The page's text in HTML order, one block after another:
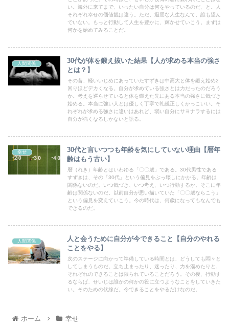
い。海外に来てまで、いったい自分は何をやっているのだ、と。人
それぞれ幸せの価値観は違う。ただ、退屈な人生なんて、誰も望ん
でいない。もっと行動して人生を豊かに、輝かせていこう。まずは
何かを始めてみることだ。
人間関係
30代が体を鍛え抜いた結果【人が求める本当の強さ
とは？】
その昔、軽いいじめにあっていたすずきは中高大と体を鍛え始め2
回りほどデカくなる。自分が求めている強さとは力だったのだろう
か。考えを巡らせていると体を鍛えた先にある本当の強さに気づき
始める。本当に強い人とは優しく丁寧で礼儀正しくかっこいい。そ
れぞれが求める強さに違いはあれど、弱い自分にサヨナラするには
自分が強くなるしかないと語る。
幸せ
30代と言いつつも年齢を気にしていない理由【暦年
齢はもう古い】
暦（れき）年齢とはいわゆる「〇〇歳」である。30代男性である
すずきは、その「30代」という偏見をぶっ壊しにかかる。年齢は
関係ないのだ。いつ気づき、いつ考え、いつ行動するか。そこに年
齢は関係ないのだ。以前自分が思い描いていた「〇〇歳ならこう」
という偏見を変えていこう。今の時代は、何歳になってもなんでも
できるのだ。
人間関係
人と会うために自分が今できること【自分のやれる
ことをやる】
次のステージに向かって準備している時間とは、どうしても悶々と
してしまうものだ。立ち止まったり、迷ったり、力を溜めたりと、
それぞれのできることは限られていることだろう。その後、行動す
るならば、せいじは誰かの何かの役に立つようなことをしていきた
い。そのための伏線だ。今できることをやるだけなのだ。
ホーム 幸せ